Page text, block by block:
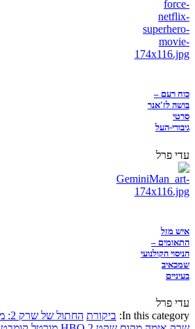
כוח רעם –
בושה לז'אנר
סרטי
גיבורי-העל
עדי פרל
איש מזל
התאומים –
הניסוי הקולנועי
שמכאיב
בעיניים
עדי פרל
In this category: ביקורת החתול של שרק 2: משאלה אחת ודי